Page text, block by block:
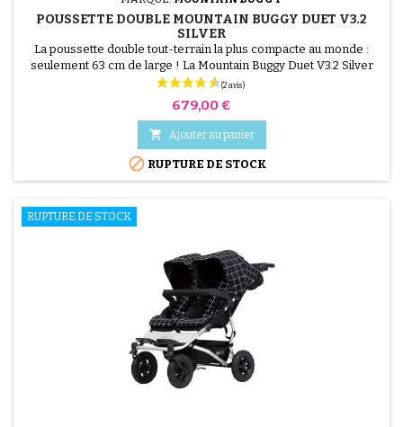
POUSSETTE DOUBLE MOUNTAIN BUGGY DUET V3.2
SILVER
La poussette double tout-terrain la plus compacte au monde :
seulement 63 cm de large ! La Mountain Buggy Duet V3.2 Silver
est conçue pour les parents de jumeaux ou d’enfants d’âges
Grâce à ses roues gonflables tout-terrain, elle est parfaite pour la
ville comme pour les chemins irréguliers....
Prix
679,00 €
 Ajouter au panier
 RUPTURE DE STOCK
RUPTURE DE STOCK